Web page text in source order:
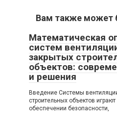
Вам также может
Математическая
систем
закрытых
объектов:
и решения
Введение Системы
строительных объектов
обеспечении безопасности,